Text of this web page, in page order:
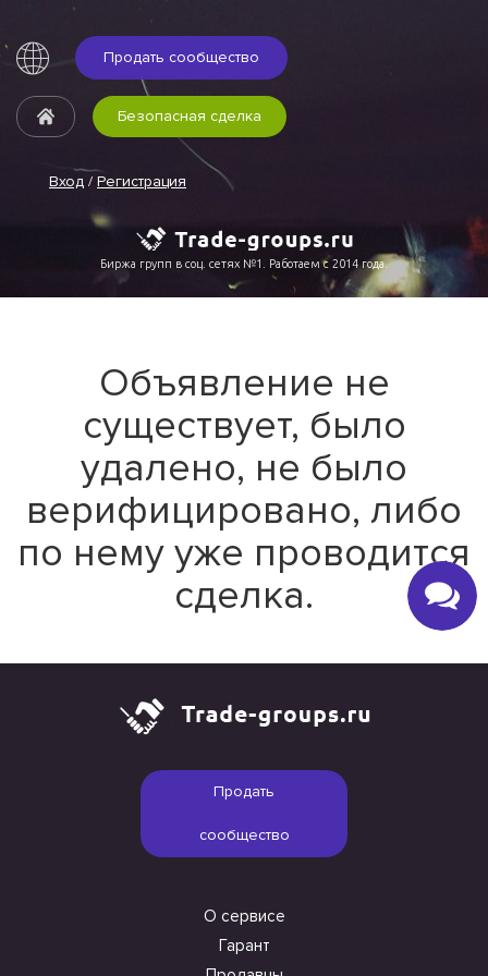
Продать сообщество
Вход / Регистрация
Безопасная сделка
Биржа групп в соц. сетях №1. Работаем с 2014 года.
Объявление не
существует, было
удалено, не было
верифицировано, либо
по нему уже проводится
сделка.
Продать
сообщество
О сервисе
Гарант